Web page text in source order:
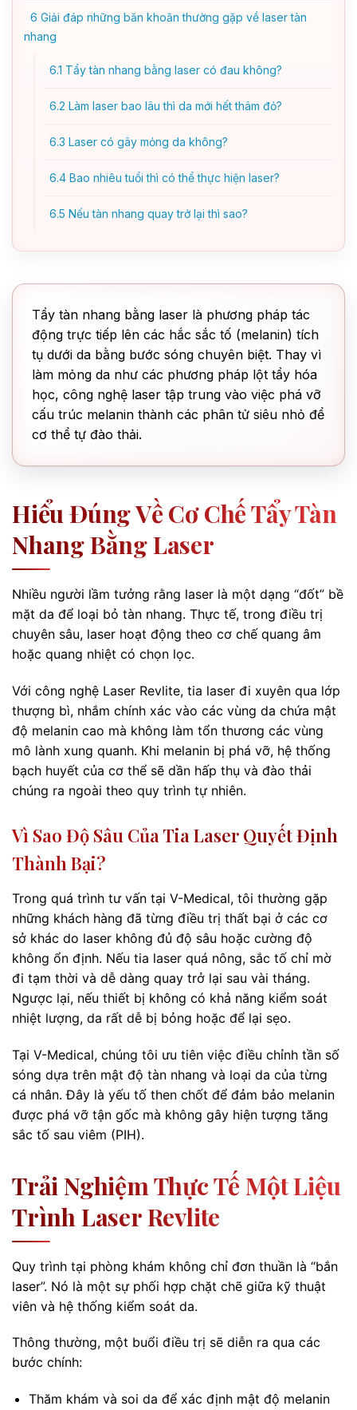
6 Giải đáp những băn khoăn thường gặp về laser tàn
nhang
6.1 Tẩy tàn nhang bằng laser có đau không?
6.2 Làm laser bao lâu thì da mới hết thâm đỏ?
6.3 Laser có gây mỏng da không?
6.4 Bao nhiêu tuổi thì có thể thực hiện laser?
6.5 Nếu tàn nhang quay trở lại thì sao?
Tẩy tàn nhang bằng laser là phương pháp tác
động trực tiếp lên các hắc sắc tố (melanin) tích
tụ dưới da bằng bước sóng chuyên biệt. Thay vì
làm mỏng da như các phương pháp lột tẩy hóa
học, công nghệ laser tập trung vào việc phá vỡ
cấu trúc melanin thành các phân tử siêu nhỏ để
cơ thể tự đào thải.
Hiểu Đúng Về Cơ Chế Tẩy Tàn
Nhang Bằng Laser
Nhiều người lầm tưởng rằng laser là một dạng “đốt” bề
mặt da để loại bỏ tàn nhang. Thực tế, trong điều trị
chuyên sâu, laser hoạt động theo cơ chế quang âm
hoặc quang nhiệt có chọn lọc.
Với công nghệ Laser Revlite, tia laser đi xuyên qua lớp
thượng bì, nhắm chính xác vào các vùng da chứa mật
độ melanin cao mà không làm tổn thương các vùng
mô lành xung quanh. Khi melanin bị phá vỡ, hệ thống
bạch huyết của cơ thể sẽ dần hấp thụ và đào thải
chúng ra ngoài theo quy trình tự nhiên.
Vì Sao Độ Sâu Của Tia Laser Quyết Định
Thành Bại?
Trong quá trình tư vấn tại V-Medical, tôi thường gặp
những khách hàng đã từng điều trị thất bại ở các cơ
sở khác do laser không đủ độ sâu hoặc cường độ
không ổn định. Nếu tia laser quá nông, sắc tố chỉ mờ
đi tạm thời và dễ dàng quay trở lại sau vài tháng.
Ngược lại, nếu thiết bị không có khả năng kiểm soát
nhiệt lượng, da rất dễ bị bỏng hoặc để lại sẹo.
Tại V-Medical, chúng tôi ưu tiên việc điều chỉnh tần số
sóng dựa trên mật độ tàn nhang và loại da của từng
cá nhân. Đây là yếu tố then chốt để đảm bảo melanin
được phá vỡ tận gốc mà không gây hiện tượng tăng
sắc tố sau viêm (PIH).
Trải Nghiệm Thực Tế Một Liệu
Trình Laser Revlite
Quy trình tại phòng khám không chỉ đơn thuần là “bắn
laser”. Nó là một sự phối hợp chặt chẽ giữa kỹ thuật
viên và hệ thống kiểm soát da.
Thông thường, một buổi điều trị sẽ diễn ra qua các
bước chính:
Thăm khám và soi da để xác định mật độ melanin